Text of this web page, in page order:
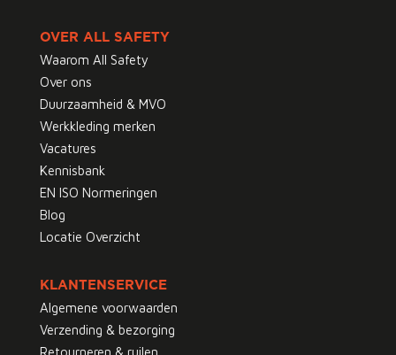
OVER ALL SAFETY
Waarom All Safety
Over ons
Duurzaamheid & MVO
Werkkleding merken
Vacatures
Kennisbank
EN ISO Normeringen
Blog
Locatie Overzicht
KLANTENSERVICE
Algemene voorwaarden
Verzending & bezorging
Retourneren & ruilen